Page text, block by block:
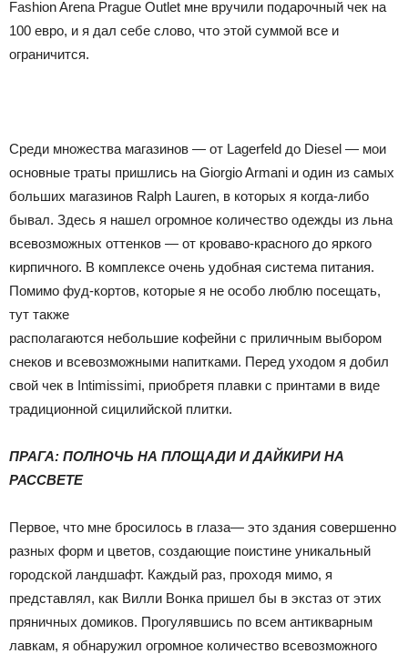
Fashion Arena Prague Outlet мне вручили подарочный чек на
100 евро, и я дал себе слово, что этой суммой все и
ограничится.
Среди множества магазинов — от Lagerfeld до Diesel — мои
основные траты пришлись на Giorgio Armani и один из самых
больших магазинов Ralph Lauren, в которых я когда-либо
бывал. Здесь я нашел огромное количество одежды из льна
всевозможных оттенков — от кроваво-красного до яркого
кирпичного. В комплексе очень удобная система питания.
Помимо фуд-кортов, которые я не особо люблю посещать,
тут также
располагаются небольшие кофейни с приличным выбором
снеков и всевозможными напитками. Перед уходом я добил
свой чек в Intimissimi, приобретя плавки с принтами в виде
традиционной сицилийской плитки.
ПРАГА: ПОЛНОЧЬ НА ПЛОЩАДИ И ДАЙКИРИ НА
РАССВЕТЕ
Первое, что мне бросилось в глаза— это здания совершенно
разных форм и цветов, создающие поистине уникальный
городской ландшафт. Каждый раз, проходя мимо, я
представлял, как Вилли Вонка пришел бы в экстаз от этих
пряничных домиков. Прогулявшись по всем антикварным
лавкам, я обнаружил огромное количество всевозможного